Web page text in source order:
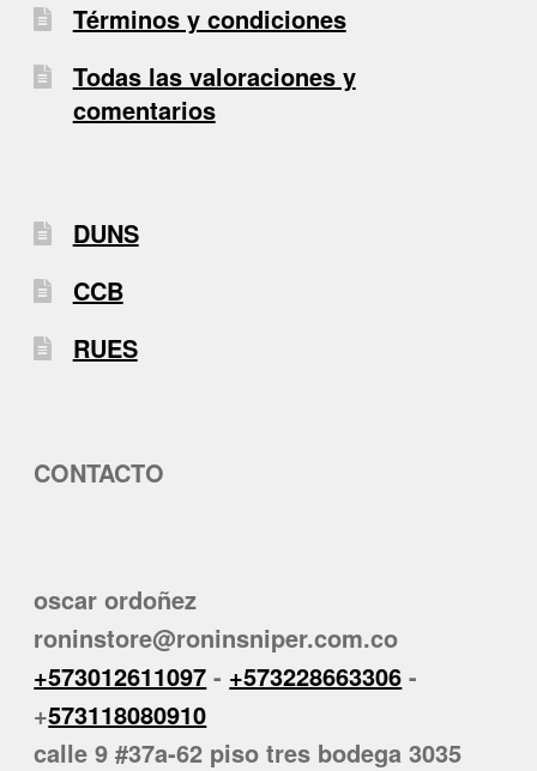
Términos y condiciones
Todas las valoraciones y
comentarios
DUNS
CCB
RUES
CONTACTO
oscar ordoñez
roninstore@roninsniper.com.co
+573012611097 - +573228663306 -
+573118080910
calle 9 #37a-62 piso tres bodega 3035